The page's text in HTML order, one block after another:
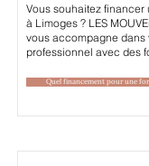
Vous souhaitez financer
à Limoges ? LES
vous accompagne dans
professionnel avec des
Quel financement pour une